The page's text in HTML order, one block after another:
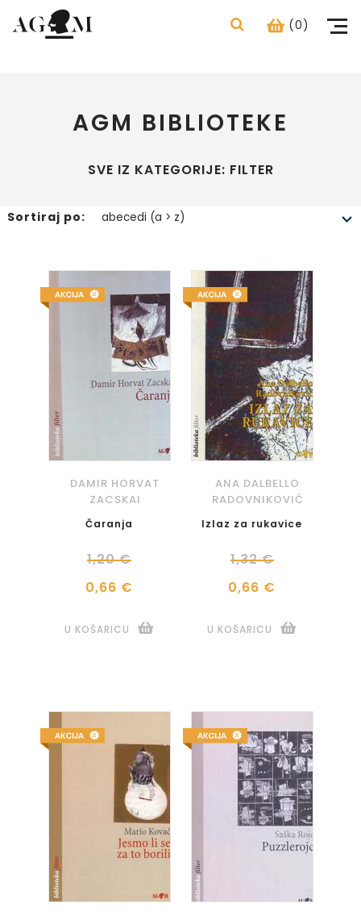
(0)
AGM BIBLIOTEKE
SVE IZ KATEGORIJE: FILTER
Sortiraj po:
DAMIR HORVAT
ZACSKAI
Čaranja
1,20 €
0,66 €
U KOŠARICU
ANA DALBELLO
RADOVNIKOVIĆ
Izlaz za rukavice
1,32 €
0,66 €
U KOŠARICU